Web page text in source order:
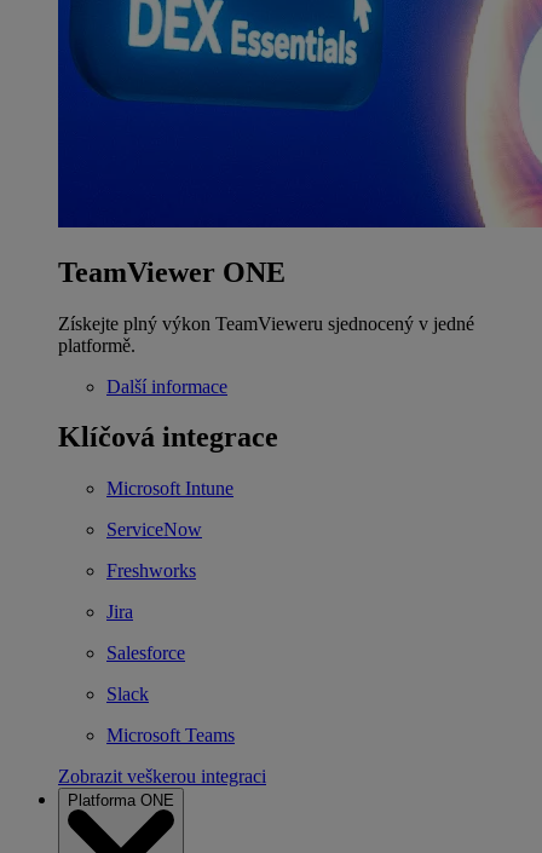
TeamViewer ONE
Získejte plný výkon TeamVieweru sjednocený v jedné
platformě.
Další informace
Klíčová integrace
Microsoft Intune
ServiceNow
Freshworks
Jira
Salesforce
Slack
Microsoft Teams
Zobrazit veškerou integraci
Platforma ONE